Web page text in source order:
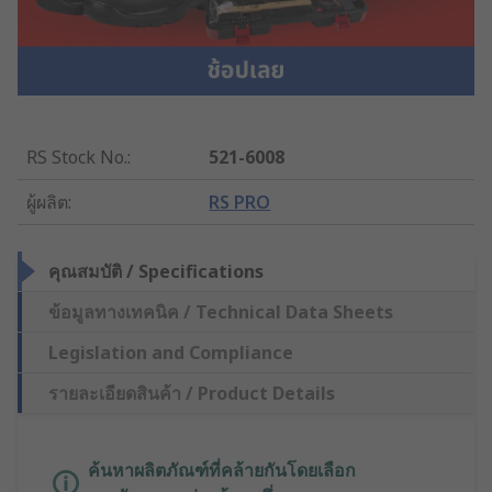
RS Stock No.:
521-6008
ผู้ผลิต: RS PRO
คุณสมบัติ / Specifications
ข้อมูลทางเทคนิค / Technical Data Sheets
Legislation and Compliance
รายละเอียดสินค้า / Product Details
ค้นหาผลิตภัณฑ์ที่คล้ายกันโดยเลือก